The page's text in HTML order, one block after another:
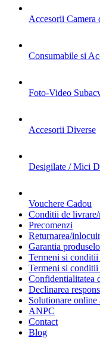
Accesorii Camera
Consumabile si
Foto-Video
Accesorii Diverse
Desigilate / Mici
Vouchere Cadou
Conditii de
Precomenzi
Returnarea/
Garantia
Termeni si conditii
Termeni si conditii
Confidentialitatea
Declinarea
Solutionare
ANPC
Contact
Blog